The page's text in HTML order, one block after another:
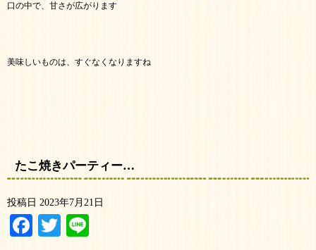
口の中で、甘さが広がります
美味しいものは、すぐなくなりますね
たこ焼きパーティー…
投稿日 2023年7月21日
Facebook
Twitter